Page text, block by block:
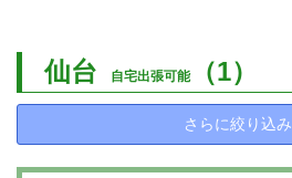
仙台 自宅出張可能（1）
さらに絞り込み